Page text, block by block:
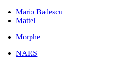
Mario Badescu
Mattel
Morphe
NARS